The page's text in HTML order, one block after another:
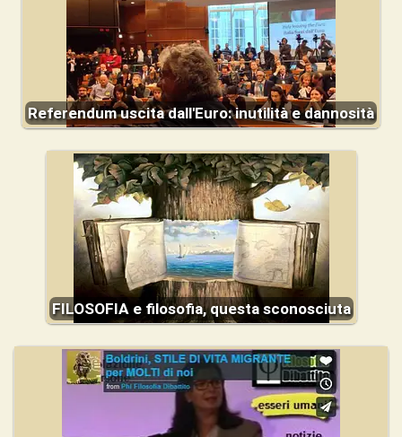
Referendum uscita dall'Euro: inutilità e dannosità
FILOSOFIA e filosofia, questa sconosciuta